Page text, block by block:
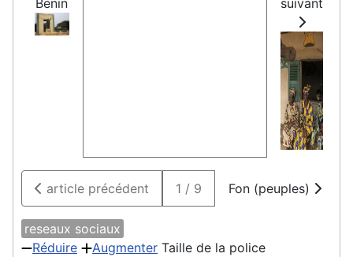
article précédent 1 / 9 Fon (peuples)
reseaux sociaux
Réduire
Augmenter Taille de la police